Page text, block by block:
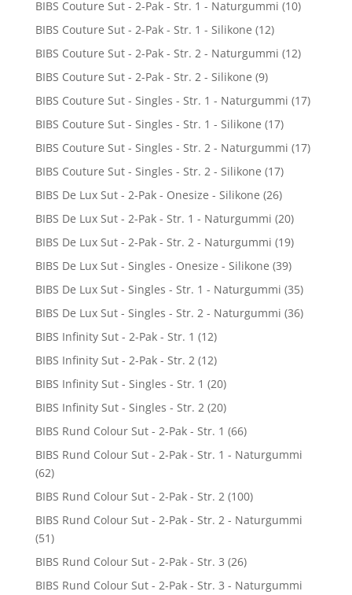
BIBS Couture Sut - 2-Pak - Str. 1 - Naturgummi (10)
BIBS Couture Sut - 2-Pak - Str. 1 - Silikone (12)
BIBS Couture Sut - 2-Pak - Str. 2 - Naturgummi (12)
BIBS Couture Sut - 2-Pak - Str. 2 - Silikone (9)
BIBS Couture Sut - Singles - Str. 1 - Naturgummi (17)
BIBS Couture Sut - Singles - Str. 1 - Silikone (17)
BIBS Couture Sut - Singles - Str. 2 - Naturgummi (17)
BIBS Couture Sut - Singles - Str. 2 - Silikone (17)
BIBS De Lux Sut - 2-Pak - Onesize - Silikone (26)
BIBS De Lux Sut - 2-Pak - Str. 1 - Naturgummi (20)
BIBS De Lux Sut - 2-Pak - Str. 2 - Naturgummi (19)
BIBS De Lux Sut - Singles - Onesize - Silikone (39)
BIBS De Lux Sut - Singles - Str. 1 - Naturgummi (35)
BIBS De Lux Sut - Singles - Str. 2 - Naturgummi (36)
BIBS Infinity Sut - 2-Pak - Str. 1 (12)
BIBS Infinity Sut - 2-Pak - Str. 2 (12)
BIBS Infinity Sut - Singles - Str. 1 (20)
BIBS Infinity Sut - Singles - Str. 2 (20)
BIBS Rund Colour Sut - 2-Pak - Str. 1 (66)
BIBS Rund Colour Sut - 2-Pak - Str. 1 - Naturgummi
(62)
BIBS Rund Colour Sut - 2-Pak - Str. 2 (100)
BIBS Rund Colour Sut - 2-Pak - Str. 2 - Naturgummi
(51)
BIBS Rund Colour Sut - 2-Pak - Str. 3 (26)
BIBS Rund Colour Sut - 2-Pak - Str. 3 - Naturgummi